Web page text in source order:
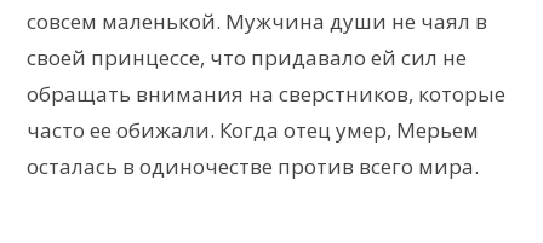
совсем маленькой. Мужчина души не чаял в
своей принцессе, что придавало ей сил не
обращать внимания на сверстников, которые
часто ее обижали. Когда отец умер, Мерьем
осталась в одиночестве против всего мира.